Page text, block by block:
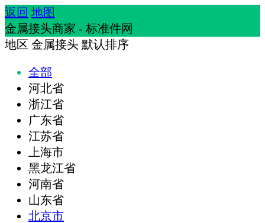
返回 地图
金属接头商家 - 标准件网
地区 金属接头 默认排序
全部
河北省
浙江省
广东省
江苏省
上海市
黑龙江省
河南省
山东省
北京市